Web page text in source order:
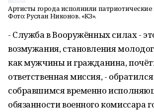
Артисты города исполнили
Фото: Руслан Никонов, «КЗ».
- Служба в Вооружённых силах -
возмужания, становления
как мужчины и гражданина,
ответственная миссия, -
собравшимся временно
обязанности военного комиссара